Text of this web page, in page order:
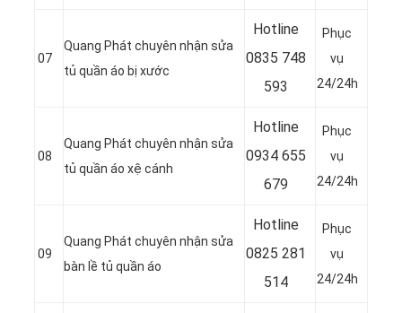
07
Quang Phát chuyên nhận sửa
tủ quần áo bị xước
Hotline
0835 748
593
Phục
vụ
24/24h
08
Quang Phát chuyên nhận sửa
tủ quần áo xệ cánh
Hotline
0934 655
679
Phục
vụ
24/24h
09
Quang Phát chuyên nhận sửa
bàn lề tủ quần áo
Hotline
0825 281
514
Phục
vụ
24/24h